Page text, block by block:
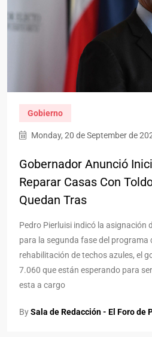
Gobierno
Monday, 20 de September de
Gobernador Anunció
Reparar Casas Con
Quedan Tras
Pedro Pierluisi indicó la asignación
para la segunda fase del programa
rehabilitación de techos azules, el
7.060 que están esperando para
esta a cargo
BySala de Redacción - El Foro de